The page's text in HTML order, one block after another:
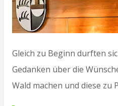
Gleich zu Beginn durften
Gedanken über die
Wald machen und diese zu